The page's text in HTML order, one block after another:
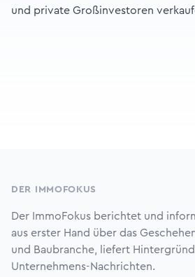
und private Großinvestoren
DER IMMOFOKUS
Der ImmoFokus berichtet und
aus erster Hand über das
und Baubranche, liefert
Unternehmens-Nachrichten.